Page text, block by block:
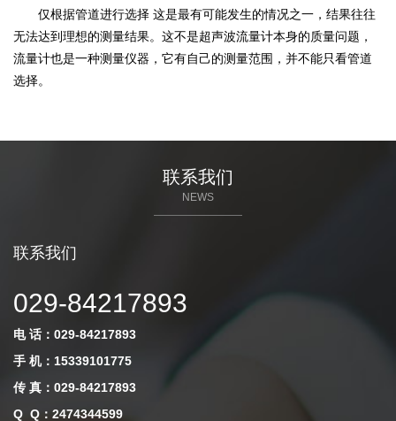
仅根据管道进行选择 这是最有可能发生的情况之一，结果往往
无法达到理想的测量结果。这不是超声波流量计本身的质量问题，
流量计也是一种测量仪器，它有自己的测量范围，并不能只看管道
选择。
联系我们
NEWS
联系我们
029-84217893
电 话：029-84217893
手 机：15339101775
传 真：029-84217893
Q Q ： 2474344599